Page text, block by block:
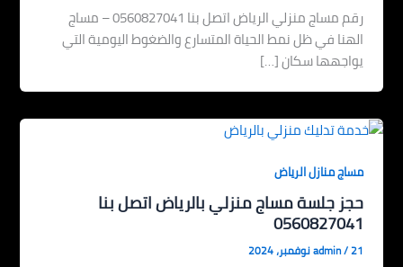
رقم مساج منزلي الرياض اتصل بنا 0560827041 – مساج
الهنا في ظل نمط الحياة المتسارع والضغوط اليومية التي
يواجهها سكان […]
مساج منازل الرياض
حجز جلسة مساج منزلي بالرياض اتصل بنا
0560827041
admin/21 نوفمبر، 2024